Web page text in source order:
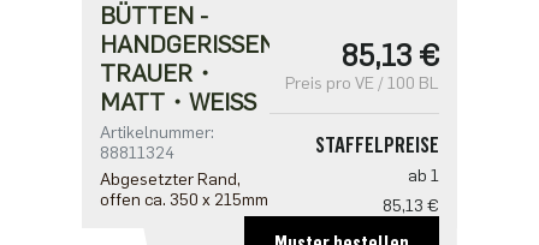
BÜTTEN -
HANDGERISSEN
TRAUER・
MATT・WEISS
Artikelnummer:
88811324
Abgesetzter Rand,
offen ca. 350 x 215mm
85,13 €
Preis pro VE / 100 BL
STAFFELPREISE
ab 1
85,13 €
ab 5